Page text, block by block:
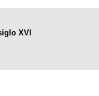
XVI